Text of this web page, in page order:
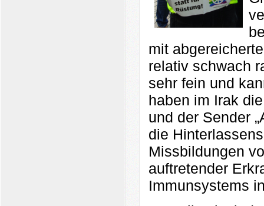
mit
relativ schwach
sehr fein und
haben im Irak
und der Sender
die
Missbildungen
auftretender
Immunsystems